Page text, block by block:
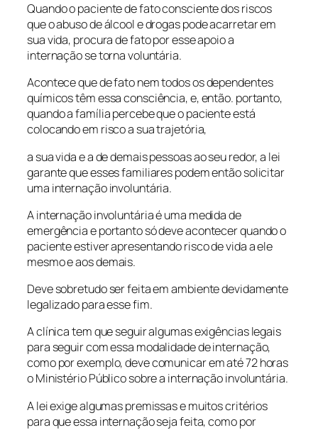
Quando o paciente de fato consciente dos riscos
que o abuso de álcool e drogas pode acarretar em
sua vida, procura de fato por esse apoio a
internação se torna voluntária.
Acontece que de fato nem todos os dependentes
químicos têm essa consciência, e, então. portanto,
quando a família percebe que o paciente está
colocando em risco a sua trajetória,
a sua vida e a de demais pessoas ao seu redor, a lei
garante que esses familiares podem então solicitar
uma internação involuntária.
A internação involuntária é uma medida de
emergência e portanto só deve acontecer quando o
paciente estiver apresentando risco de vida a ele
mesmo e aos demais.
Deve sobretudo ser feita em ambiente devidamente
legalizado para esse fim.
A clínica tem que seguir algumas exigências legais
para seguir com essa modalidade de internação,
como por exemplo, deve comunicar em até 72 horas
o Ministério Público sobre a internação involuntária.
A lei exige algumas premissas e muitos critérios
para que essa internação seja feita, como por